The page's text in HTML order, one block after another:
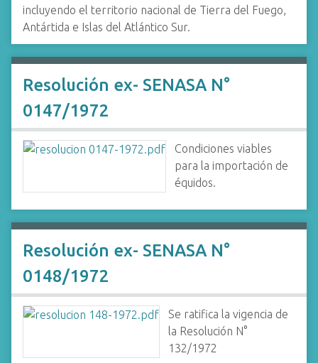
incluyendo el territorio nacional de Tierra del Fuego,
Antártida e Islas del Atlántico Sur.
Resolución ex- SENASA N°
0147/1972
Condiciones viables
para la importación de
équidos.
Resolución ex- SENASA N°
0148/1972
Se ratifica la vigencia de
la Resolución N°
132/1972